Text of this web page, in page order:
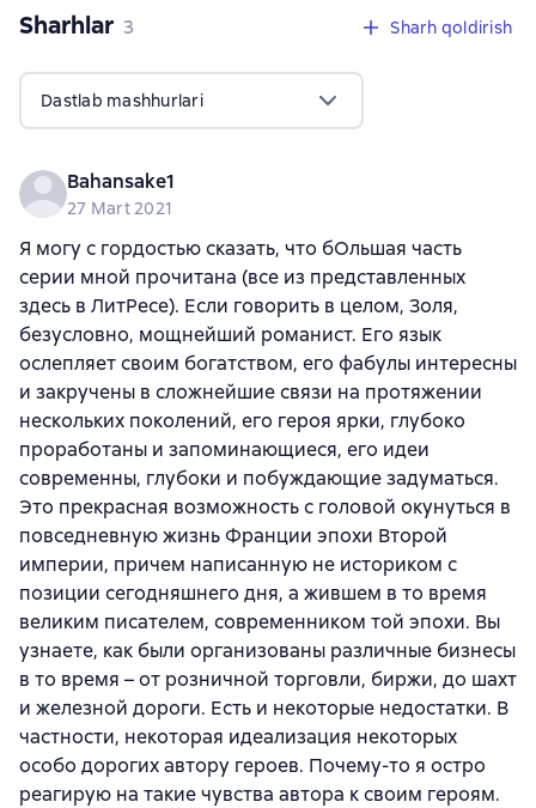
Sharhlar 3 sharhlar
3 Sharh qoldirish
Dastlab mashhurlari
Bahansake1
27 Mart 2021
Я могу с гордостью сказать, что бОльшая часть
серии мной прочитана (все из представленных
здесь в ЛитРесе). Если говорить в целом, Золя,
безусловно, мощнейший романист. Его язык
ослепляет своим богатством, его фабулы интересны
и закручены в сложнейшие связи на протяжении
нескольких поколений, его героя ярки, глубоко
проработаны и запоминающиеся, его идеи
современны, глубоки и побуждающие задуматься.
Это прекрасная возможность с головой окунуться в
повседневную жизнь Франции эпохи Второй
империи, причем написанную не историком с
позиции сегодняшнего дня, а жившем в то время
великим писателем, современником той эпохи. Вы
узнаете, как были организованы различные бизнесы
в то время – от розничной торговли, биржи, до шахт
и железной дороги. Есть и некоторые недостатки. В
частности, некоторая идеализация некоторых
особо дорогих автору героев. Почему-то я остро
реагирую на такие чувства автора к своим героям.